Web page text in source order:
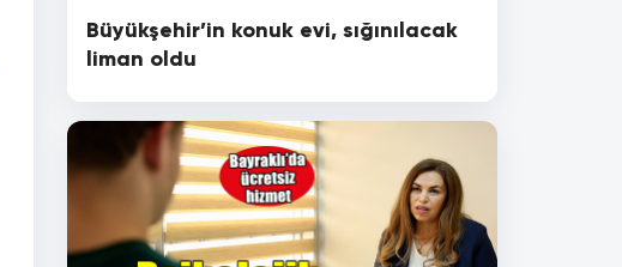
Büyükşehir’in konuk evi, sığınılacak
liman oldu